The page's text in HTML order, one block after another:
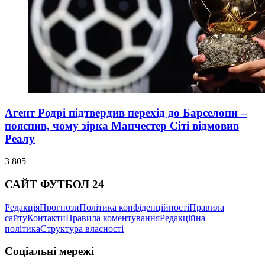
Агент Родрі підтвердив перехід до Барселони –
пояснив, чому зірка Манчестер Сіті відмовив
Реалу
3 805
САЙТ ФУТБОЛ 24
РедакціяПрогнозиПолітика конфіденційностіПравила
сайтуКонтактиПравила коментуванняРедакційна
політикаСтруктура власності
Соціальні мережі